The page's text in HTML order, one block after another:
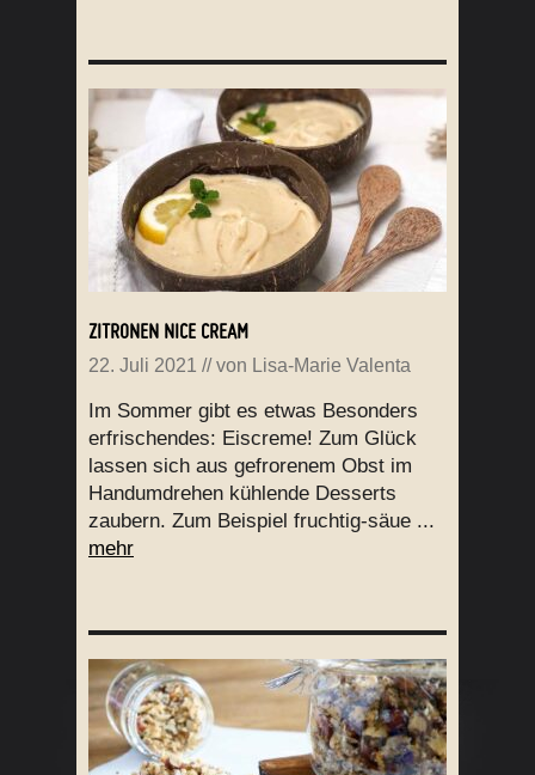
ZITRONEN NICE CREAM
22. Juli 2021 // von Lisa-Marie Valenta
Im Sommer gibt es etwas Besonders
erfrischendes: Eiscreme! Zum Glück
lassen sich aus gefrorenem Obst im
Handumdrehen kühlende Desserts
zaubern. Zum Beispiel fruchtig-säue ...
mehr